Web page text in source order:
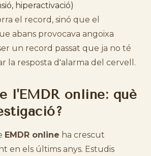
hiperactivació)
el record, sinó que el
abans provocava angoixa
un record passat que ja no té
la resposta d'alarma del cervell.
l'EMDR online: què
EMDR online ha crescut
en els últims anys. Estudis